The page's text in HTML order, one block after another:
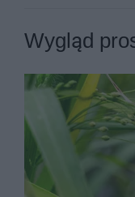
Proso zwyczajne
Jej miejsce
i rabaty.
Podstawowymi
Proso właściwe
Wygląd